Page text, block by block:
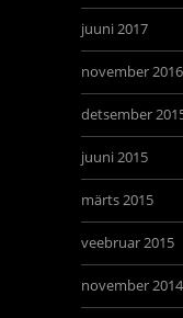
juuni 2017
november 2016
detsember
juuni 2015
märts 2015
veebruar 2015
november 2014